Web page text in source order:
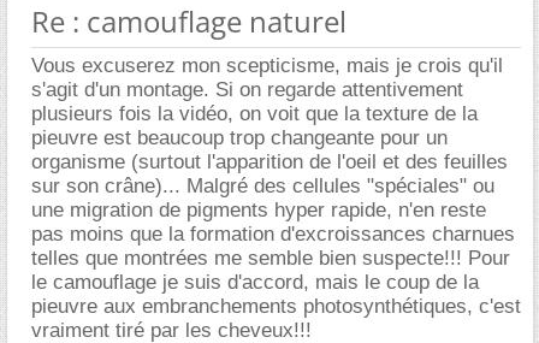
Re : camouflage naturel
Vous excuserez mon scepticisme, mais je crois qu'il
s'agit d'un montage. Si on regarde attentivement
plusieurs fois la vidéo, on voit que la texture de la
pieuvre est beaucoup trop changeante pour un
organisme (surtout l'apparition de l'oeil et des feuilles
sur son crâne)... Malgré des cellules "spéciales" ou
une migration de pigments hyper rapide, n'en reste
pas moins que la formation d'excroissances charnues
telles que montrées me semble bien suspecte!!! Pour
le camouflage je suis d'accord, mais le coup de la
pieuvre aux embranchements photosynthétiques, c'est
vraiment tiré par les cheveux!!!